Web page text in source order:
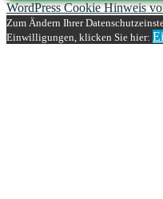
WordPress Cookie Hinweis
Zum Ändern Ihrer
Einwilligungen, klicken Sie hier: